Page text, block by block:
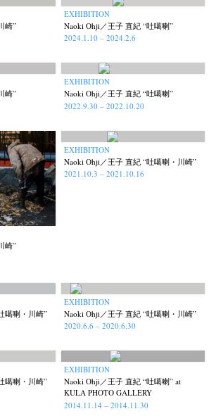
Workshop
Policy
Fumikiyo Nagamachi (27) Kazumichi Hashimoto
(42) Keiko Sasaoka (267) Keizo Kitajima (220)
Masako Matsui
Ohji (66) Naonori Oshima (38) Nick Haymes
(16) photographers’ gallery press
崎”
EXHIBITION
Naoki Ohji／王子 直紀 “吐噶喇”
2024.1.10 – 2024.2.6
崎”
EXHIBITION
Naoki Ohji／王子 直紀 “吐噶喇”
2022.9.30 – 2022.10.20
崎”
EXHIBITION
Naoki Ohji／王子 直紀 “吐噶喇・川崎”
2021.10.3 – 2021.10.16
噶喇・川崎”
EXHIBITION
Naoki Ohji／王子 直紀 “吐噶喇・川崎”
2020.6.6 – 2020.6.30
噶喇・川崎”
EXHIBITION
Naoki Ohji／王子 直紀 “吐噶喇” at
KULA PHOTO GALLERY
2014.11.14 – 2014.11.30